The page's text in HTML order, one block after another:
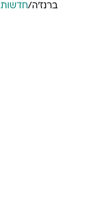
ברנז'ה/חדשות